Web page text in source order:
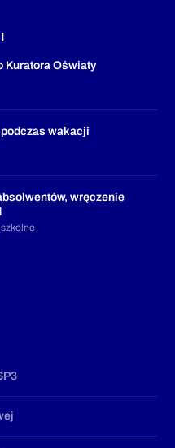
Kuratora Oświaty
wakacji
wręczenie